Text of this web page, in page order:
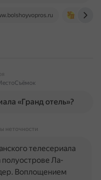
«Гранд отель»?
неточности
телесериала
полуострове Ла-
Воплощением